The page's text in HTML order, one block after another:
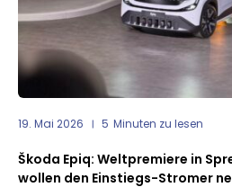
19. Mai 2026 5 Minuten zu lesen
Škoda Epiq: Weltpremiere in
wollen den Einstiegs-Stromer